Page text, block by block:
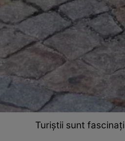
Turiștii sunt